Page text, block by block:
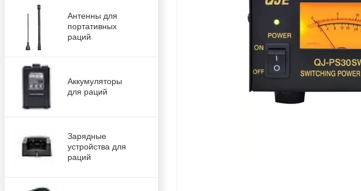
Антенны для
портативных
раций
Аккумуляторы
для раций
Зарядные
устройства для
раций